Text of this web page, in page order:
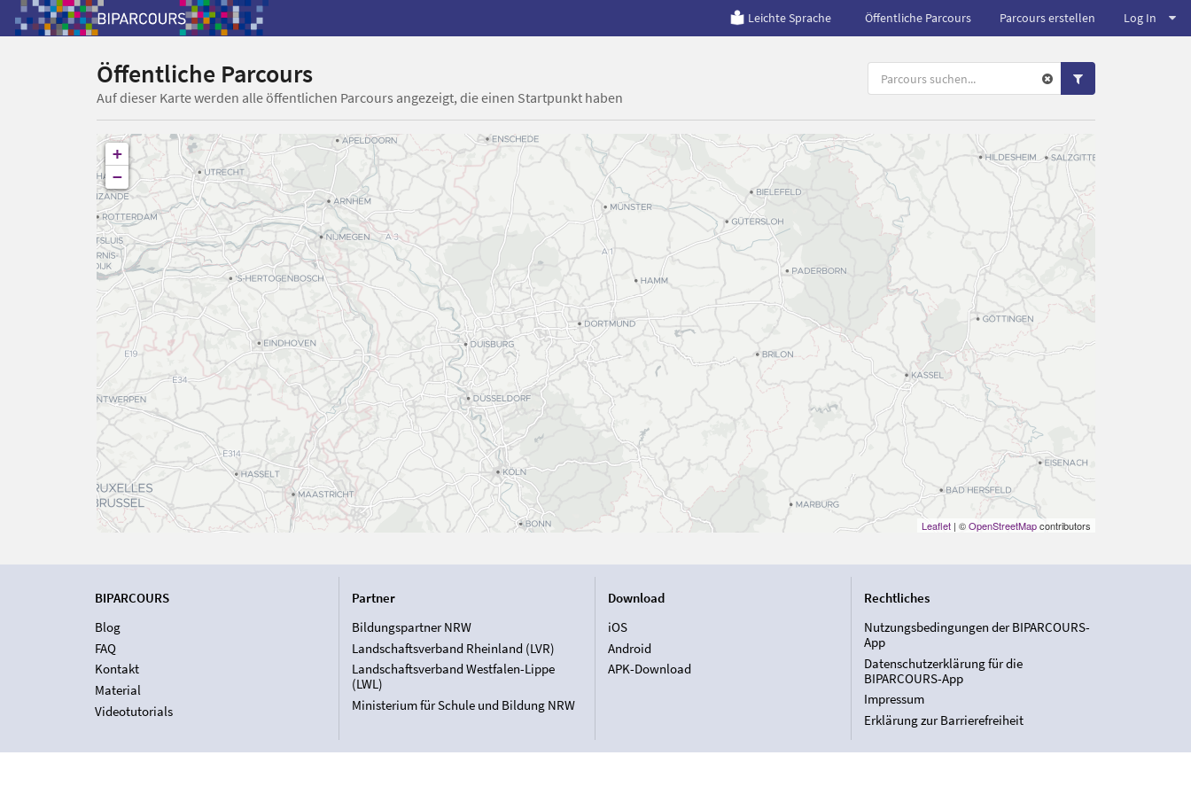
Leichte Sprache Öffentliche Parcours Parcours erstellen Log In
Öffentliche Parcours
Auf dieser Karte werden alle öffentlichen Parcours angezeigt, die einen Startpunkt haben
+
−
Leaflet| ©OpenStreetMapcontributors
BIPARCOURS
Blog
FAQ
Kontakt
Material
Videotutorials
Partner
Bildungspartner NRW
Landschaftsverband Rheinland (LVR)
Landschaftsverband Westfalen-Lippe
(LWL)
Ministerium für Schule und Bildung NRW
Download
iOS
Android
APK-Download
Rechtliches
Nutzungsbedingungen der BIPARCOURS-
App
Datenschutzerklärung für die
BIPARCOURS-App
Impressum
Erklärung zur Barrierefreiheit